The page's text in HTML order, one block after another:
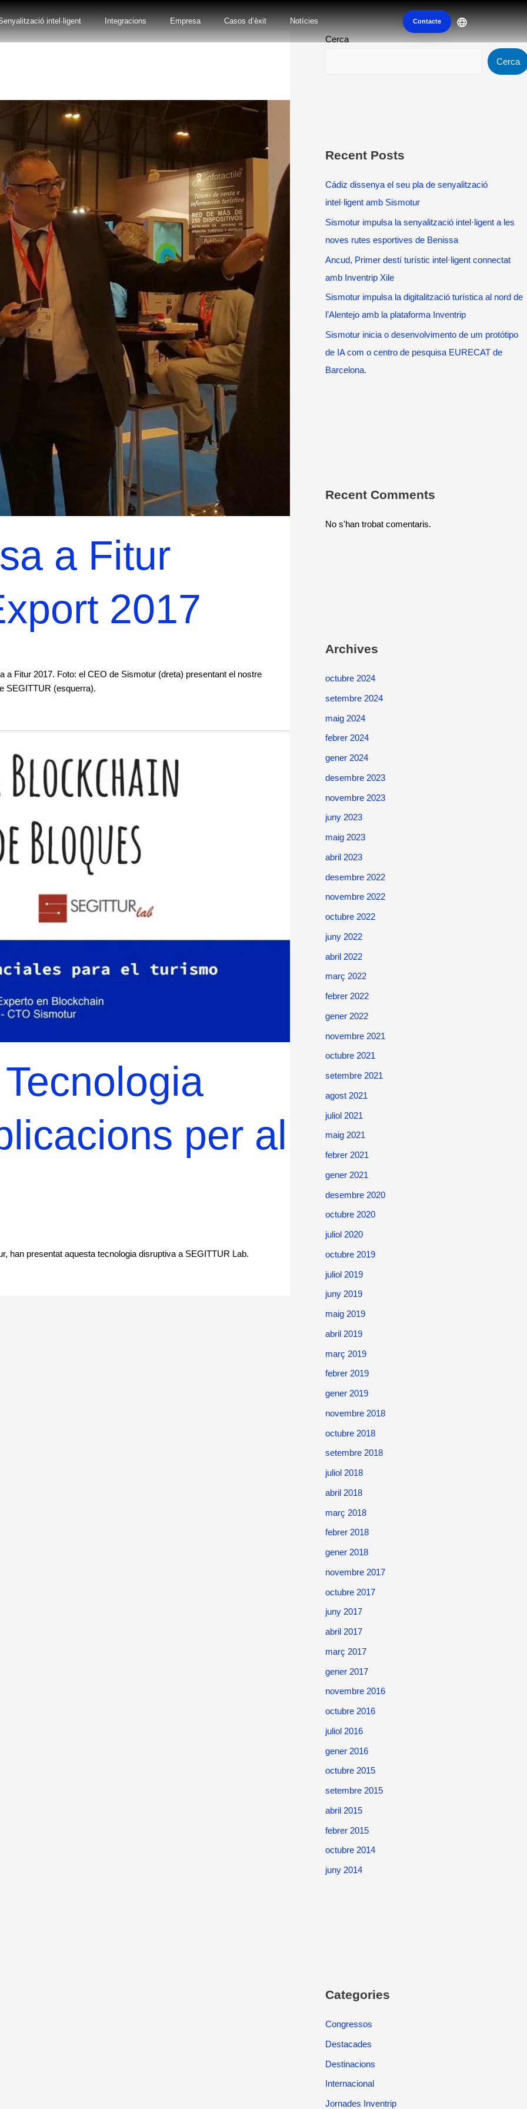
intel·ligent Integracions Empresa Casos d’èxit Notícies Contacte
a Fitur
2017
Fitur 2017. Foto: el CEO de Sismotur (dreta) presentant el nostre
SEGITTUR (esquerra).
per al
han presentat aquesta tecnologia disruptiva a SEGITTUR Lab.
Cerca
Cerca
Recent Posts
Cádiz dissenya el seu pla de senyalització
intel·ligent amb Sismotur
Sismotur impulsa la senyalització intel·ligent a les
noves rutes esportives de Benissa
Ancud, Primer destí turístic intel·ligent connectat
amb Inventrip Xile
Sismotur impulsa la digitalització turística al nord de
l’Alentejo amb la plataforma Inventrip
Sismotur inicia o desenvolvimento de um protótipo
de IA com o centro de pesquisa EURECAT de
Barcelona.
Recent Comments
No s'han trobat comentaris.
Archives
octubre 2024
setembre 2024
maig 2024
febrer 2024
gener 2024
desembre 2023
novembre 2023
juny 2023
maig 2023
abril 2023
desembre 2022
novembre 2022
octubre 2022
juny 2022
abril 2022
març 2022
febrer 2022
gener 2022
novembre 2021
octubre 2021
setembre 2021
agost 2021
juliol 2021
maig 2021
febrer 2021
gener 2021
desembre 2020
octubre 2020
juliol 2020
octubre 2019
juliol 2019
juny 2019
maig 2019
abril 2019
març 2019
febrer 2019
gener 2019
novembre 2018
octubre 2018
setembre 2018
juliol 2018
abril 2018
març 2018
febrer 2018
gener 2018
novembre 2017
octubre 2017
juny 2017
abril 2017
març 2017
gener 2017
novembre 2016
octubre 2016
juliol 2016
gener 2016
octubre 2015
setembre 2015
abril 2015
febrer 2015
octubre 2014
juny 2014
Categories
Congressos
Destacades
Destinacions
Internacional
Jornades Inventrip